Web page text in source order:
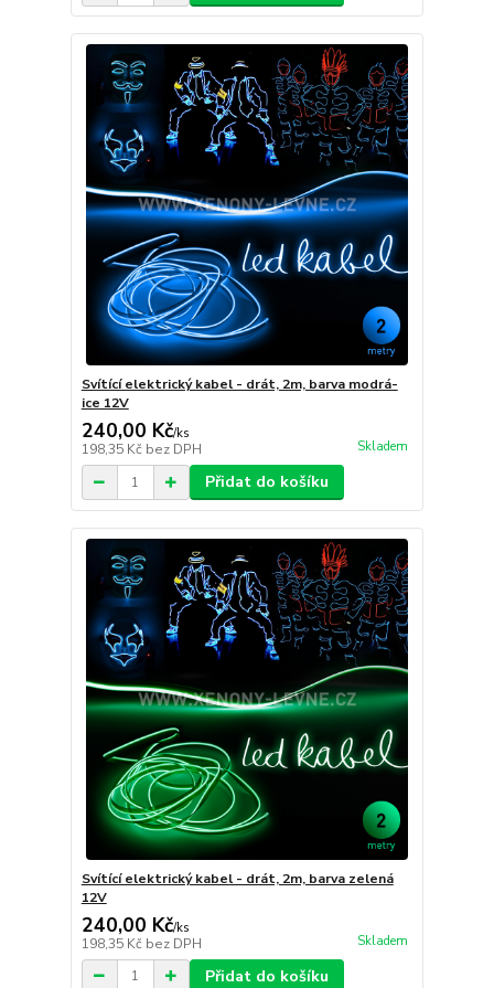
Svítící elektrický kabel - drát, 2m, barva modrá-
ice 12V
240,00 Kč/ks
198,35 Kč bez DPH Skladem
Přidat do košíku
Svítící elektrický kabel - drát, 2m, barva zelená
12V
240,00 Kč/ks
198,35 Kč bez DPH Skladem
Přidat do košíku